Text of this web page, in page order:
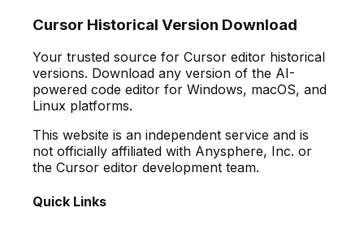
Cursor Historical Version Download
Your trusted source for Cursor editor historical
versions. Download any version of the AI-
powered code editor for Windows, macOS, and
Linux platforms.
This website is an independent service and is
not officially affiliated with Anysphere, Inc. or
the Cursor editor development team.
Quick Links